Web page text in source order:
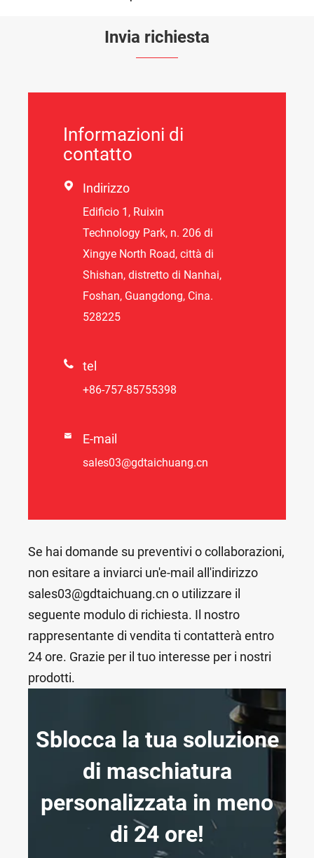
Invia richiesta
Informazioni di
contatto
 Indirizzo
Edificio 1, Ruixin
Technology Park, n. 206 di
Xingye North Road, città di
Shishan, distretto di Nanhai,
Foshan, Guangdong, Cina.
528225
 tel
+86-757-85755398
 E-mail
sales03@gdtaichuang.cn
Se hai domande su preventivi o collaborazioni,
non esitare a inviarci un'e-mail all'indirizzo
sales03@gdtaichuang.cn o utilizzare il
seguente modulo di richiesta. Il nostro
rappresentante di vendita ti contatterà entro
24 ore. Grazie per il tuo interesse per i nostri
prodotti.
Sblocca la tua soluzione
di maschiatura
personalizzata in meno
di 24 ore!